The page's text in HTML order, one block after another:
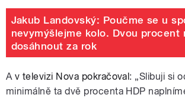
Jakub Landovský: Poučme se u
nevymýšlejme kolo. Dvou procent
dosáhnout za rok
A v televizi Nova pokračoval : „Slibuji si
minimálně ta dvě procenta HDP